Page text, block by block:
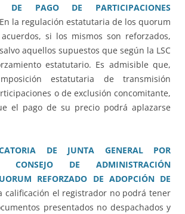
DE PAGO DE PARTICIPACIONES
En la regulación estatutaria de los quorum
si los mismos son reforzados,
aquellos supuestos que según la LSC
estatutario. Es admisible que,
estatutaria de transmisión
o de exclusión concomitante,
el pago de su precio podrá aplazarse
DE JUNTA GENERAL POR
CONSEJO DE ADMINISTRACIÓN
REFORZADO DE ADOPCIÓN DE
calificación el registrador no podrá tener
presentados no despachados y